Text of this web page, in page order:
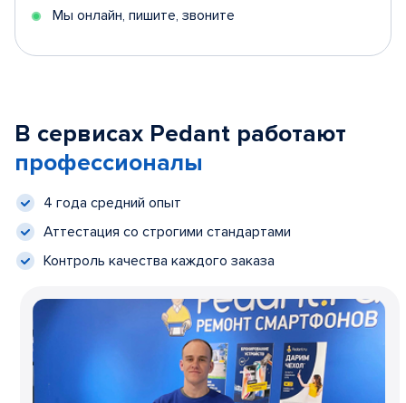
Мы онлайн, пишите, звоните
В сервисах Pedant работают
профессионалы
4 года средний опыт
Аттестация со строгими стандартами
Контроль качества каждого заказа